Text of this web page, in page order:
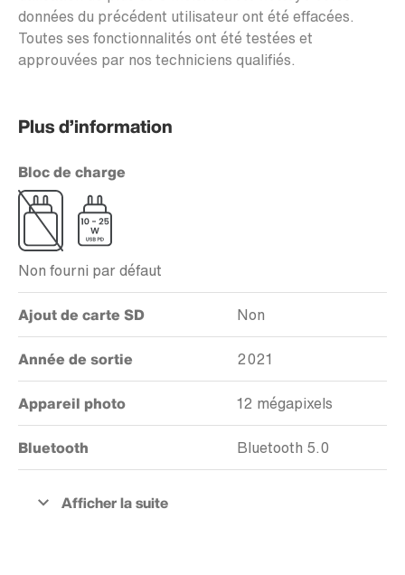
données du précédent utilisateur ont été effacées.
Toutes ses fonctionnalités ont été testées et
approuvées par nos techniciens qualifiés.
Plus d’information
Bloc de charge
Non fourni par défaut
Ajout de carte SD Non
Année de sortie 2021
Appareil photo 12 mégapixels
Bluetooth Bluetooth 5.0